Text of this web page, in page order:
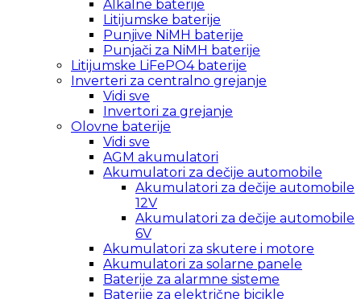
Alkalne baterije
Litijumske baterije
Punjive NiMH baterije
Punjači za NiMH baterije
Litijumske LiFePO4 baterije
Inverteri za centralno grejanje
Vidi sve
Invertori za grejanje
Olovne baterije
Vidi sve
AGM akumulatori
Akumulatori za dečije automobile
Akumulatori za dečije automobile
12V
Akumulatori za dečije automobile
6V
Akumulatori za skutere i motore
Akumulatori za solarne panele
Baterije za alarmne sisteme
Baterije za električne bicikle